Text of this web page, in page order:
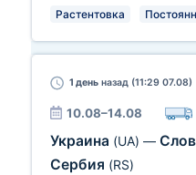
Растентовка
1 день назад (11:29 07.08)
10.08–14.08
Украина (UA) —
Сербия (RS)